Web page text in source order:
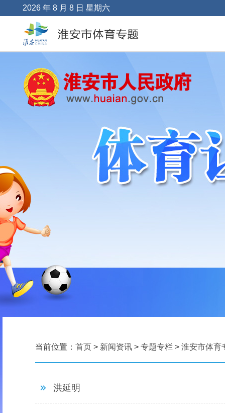
2026 年 8 月 8 日 星期六
当前位置： 首页 > 新闻资讯 > 专题专栏 > 淮安市体育
洪延明